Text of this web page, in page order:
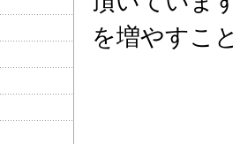
を増やすこ